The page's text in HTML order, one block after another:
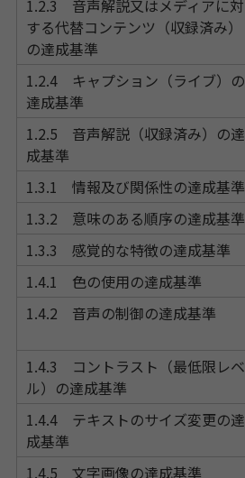
1.2.3 音声解説又はメディアに対
する代替コンテンツ（収録済み）
の達成基準
1.2.4 キャプション（ライブ）の
達成基準
1.2.5 音声解説（収録済み）の達
成基準
1.3.1 情報及び関係性の達成基準
1.3.2 意味のある順序の達成基準
1.3.3 感覚的な特徴の達成基準
1.4.1 色の使用の達成基準
1.4.2 音声の制御の達成基準
1.4.3 コントラスト（最低限レベ
ル）の達成基準
1.4.4 テキストのサイズ変更の達
成基準
1.4.5 文字画像の達成基準